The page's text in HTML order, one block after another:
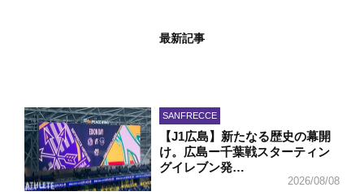
最新記事
SANFRECCE
【J1広島】新たなる歴史の幕開
け。広島ー千葉戦スターティン
グイレブン発…
2026/08/08